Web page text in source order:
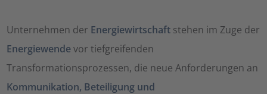
Unternehmen der Energiewirtschaft stehen im Zuge der
Energiewendevor tiefgreifenden
Transformationsprozessen, die neue Anforderungen an
Kommunikation, Beteiligung und